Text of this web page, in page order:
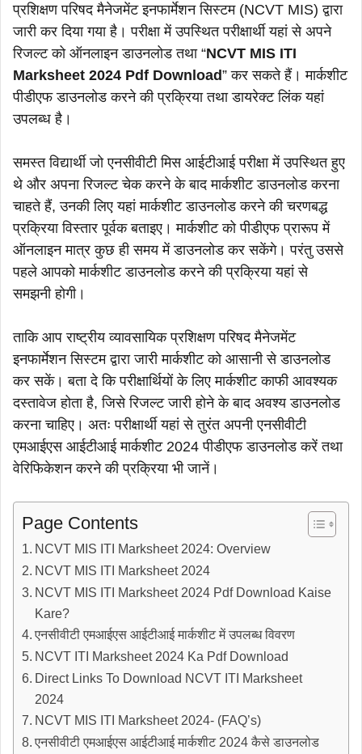
प्रशिक्षण परिषद मैनेजमेंट इनफार्मेशन सिस्टम (NCVT MIS) द्वारा
जारी कर दिया गया है। परीक्षा में उपस्थित परीक्षार्थी यहां से अपने
रिजल्ट को ऑनलाइन डाउनलोड तथा “NCVT MIS ITI
Marksheet 2024 Pdf Download” कर सकते हैं। मार्कशीट
पीडीएफ डाउनलोड करने की प्रक्रिया तथा डायरेक्ट लिंक यहां
उपलब्ध है।
समस्त विद्यार्थी जो एनसीवीटी मिस आईटीआई परीक्षा में उपस्थित हुए
थे और अपना रिजल्ट चेक करने के बाद मार्कशीट डाउनलोड करना
चाहते हैं, उनकी लिए यहां मार्कशीट डाउनलोड करने की चरणबद्ध
प्रक्रिया विस्तार पूर्वक बताइए। मार्कशीट को पीडीएफ प्रारूप में
ऑनलाइन मात्र कुछ ही समय में डाउनलोड कर सकेंगे। परंतु उससे
पहले आपको मार्कशीट डाउनलोड करने की प्रक्रिया यहां से
समझनी होगी।
ताकि आप राष्ट्रीय व्यावसायिक प्रशिक्षण परिषद मैनेजमेंट
इनफार्मेशन सिस्टम द्वारा जारी मार्कशीट को आसानी से डाउनलोड
कर सकें। बता दे कि परीक्षार्थियों के लिए मार्कशीट काफी आवश्यक
दस्तावेज होता है, जिसे रिजल्ट जारी होने के बाद अवश्य डाउनलोड
करना चाहिए। अतः परीक्षार्थी यहां से तुरंत अपनी एनसीवीटी
एमआईएस आईटीआई मार्कशीट 2024 पीडीएफ डाउनलोड करें तथा
वेरिफिकेशन करने की प्रक्रिया भी जानें।
Page Contents
NCVT MIS ITI Marksheet 2024: Overview
NCVT MIS ITI Marksheet 2024
NCVT MIS ITI Marksheet 2024 Pdf Download Kaise
Kare?
एनसीवीटी एमआईएस आईटीआई मार्कशीट में उपलब्ध विवरण
NCVT ITI Marksheet 2024 Ka Pdf Download
Direct Links To Download NCVT ITI Marksheet
2024
NCVT MIS ITI Marksheet 2024- (FAQ’s)
एनसीवीटी एमआईएस आईटीआई मार्कशीट 2024 कैसे डाउनलोड